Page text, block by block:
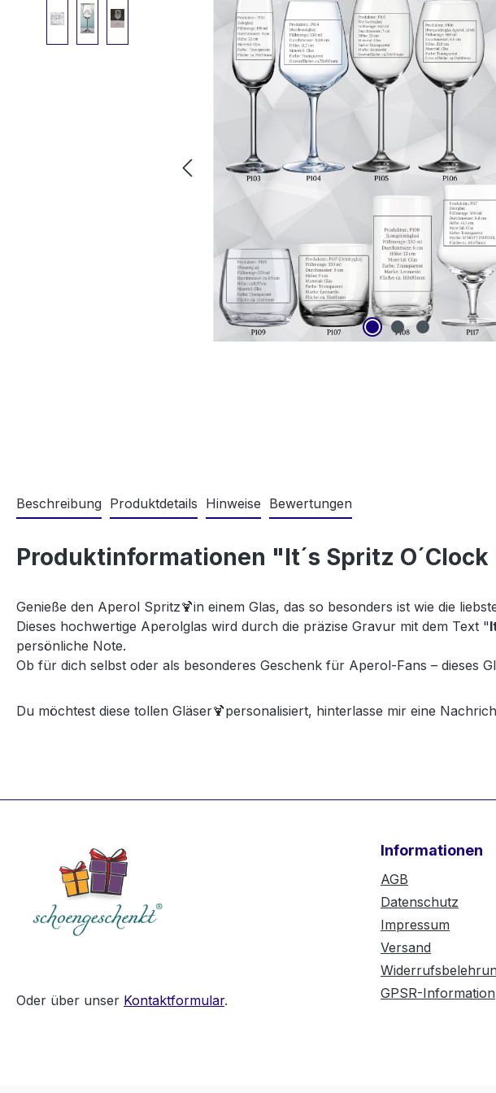
Beschreibung Produktdetails Hinweise Bewertungen
Produktinformationen "It´s Spritz
Genieße den Aperol Spritz🍹in einem Glas, das so besonders ist wie die
Dieses hochwertige Aperolglas wird durch die präzise Gravur mit dem Text "
persönliche Note.
Ob für dich selbst oder als besonderes Geschenk für Aperol-Fans – dieses
Du möchtest diese tollen Gläser🍹personalisiert, hinterlasse mir eine
Oder über unser Kontaktformular.
Informationen
AGB
Datenschutz
Impressum
Versand
GPSR-Information